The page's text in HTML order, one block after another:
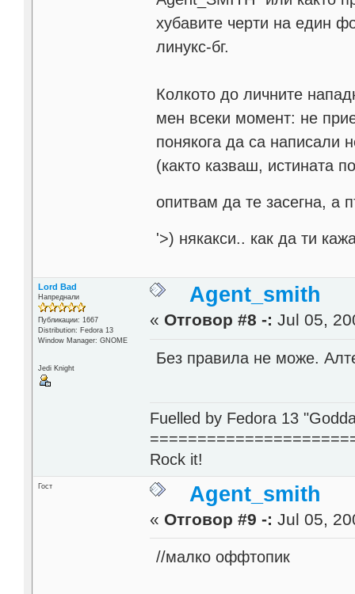
хубавите черти на един
линукс-бг.
Колкото до личните
мен всеки момент: не
понякога да са написали
(както казваш, истината
опитвам да те засегна, а
'>) някакси.. как да ти
Lord Bad
Напреднали
Публикации: 1667
Distribution: Fedora 13
Window Manager: GNOME
Jedi Knight
Agent_smith
« Отговор #8 -: Jul 05,
Без правила не може.
Fuelled by Fedora 13
Rock it!
Гост Agent_smith
« Отговор #9 -: Jul 05,
//малко оффтопик